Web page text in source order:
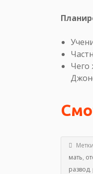
Чего
мать,
развод,